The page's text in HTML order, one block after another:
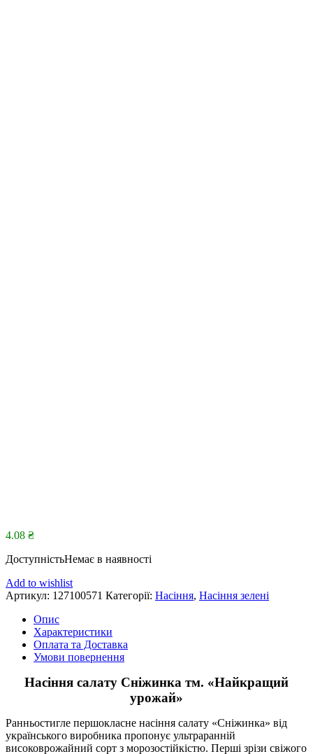
4.08 ₴
ДоступністьНемає в наявності
Add to wishlist
Артикул: 127100571 Категорії: Насіння, Насіння зелені
Опис
Характеристики
Оплата та Доставка
Умови повернення
Насіння салату Сніжинка тм. «Найкращий
урожай»
Ранньостигле першокласне насіння салату «Сніжинка» від
українського виробника пропонує ультраранній
високоврожайний сорт з морозостійкістю. Перші зрізи свіжого